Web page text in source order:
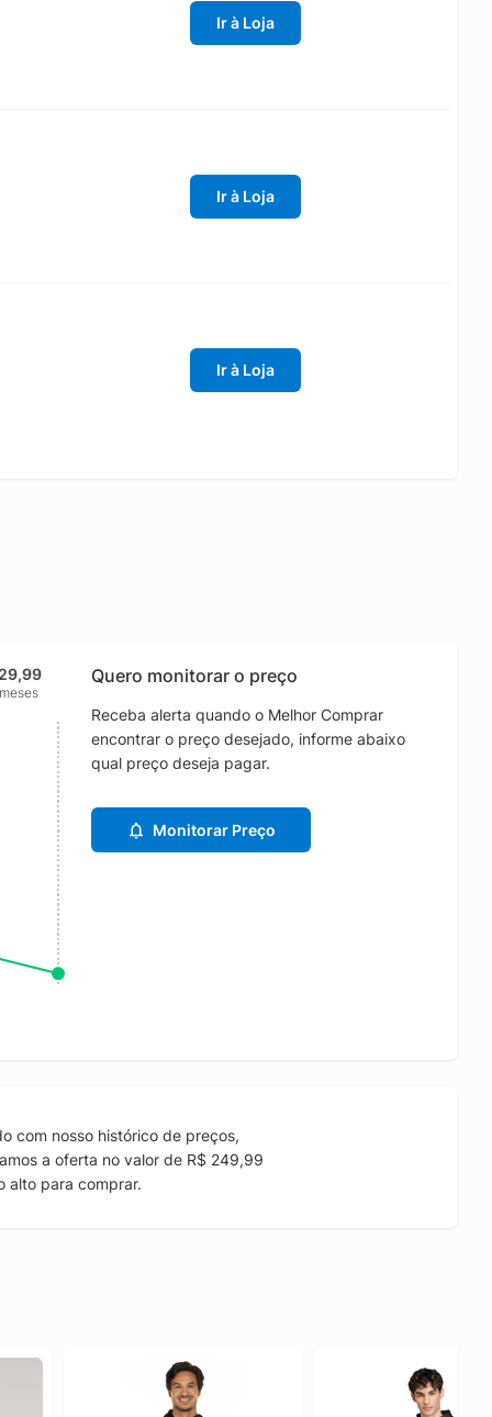
Ir à Loja
Ir à Loja
Ir à Loja
Quero monitorar o preço
Receba alerta quando o Melhor Comprar
encontrar o preço desejado, informe abaixo
qual preço deseja pagar.
Monitorar Preço
com nosso histórico de preços,
a oferta no valor de R$ 249,99
alto para comprar.